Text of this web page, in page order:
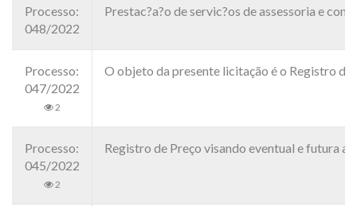
Processo:
048/2022
Prestac?a?o de servic?os de assessoria e
Processo:
047/2022
2
O objeto da presente licitação é o Registro de
Processo:
045/2022
2
Registro de Preço visando eventual e futura